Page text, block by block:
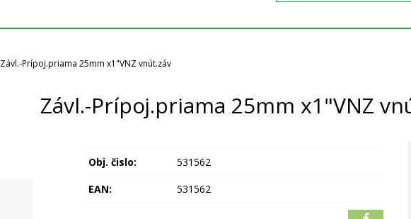
Závl.-Prípoj.priama 25mm x1"VNZ vnút.záv
Závl.-Prípoj.priama 25mm x1"VNZ
Obj. čislo:
531562
EAN:
531562